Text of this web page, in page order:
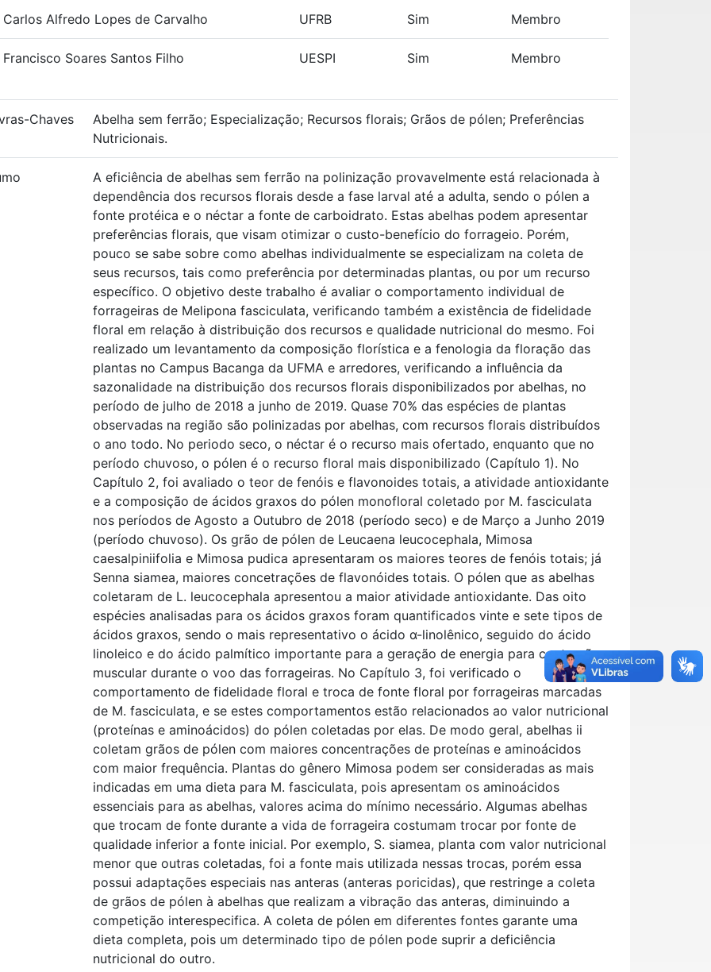
Carlos Alfredo Lopes de Carvalho UFRB Sim Membro
Francisco Soares Santos Filho UESPI Sim Membro
Chaves
Abelha sem ferrão; Especialização; Recursos florais; Grãos de pólen; Preferências
Nutricionais.
A eficiência de abelhas sem ferrão na polinização provavelmente está relacionada à
dependência dos recursos florais desde a fase larval até a adulta, sendo o pólen a
fonte protéica e o néctar a fonte de carboidrato. Estas abelhas podem apresentar
preferências florais, que visam otimizar o custo-benefício do forrageio. Porém,
pouco se sabe sobre como abelhas individualmente se especializam na coleta de
seus recursos, tais como preferência por determinadas plantas, ou por um recurso
específico. O objetivo deste trabalho é avaliar o comportamento individual de
forrageiras de Melipona fasciculata, verificando também a existência de fidelidade
floral em relação à distribuição dos recursos e qualidade nutricional do mesmo. Foi
realizado um levantamento da composição florística e a fenologia da floração das
plantas no Campus Bacanga da UFMA e arredores, verificando a influência da
sazonalidade na distribuição dos recursos florais disponibilizados por abelhas, no
período de julho de 2018 a junho de 2019. Quase 70% das espécies de plantas
observadas na região são polinizadas por abelhas, com recursos florais distribuídos
o ano todo. No periodo seco, o néctar é o recurso mais ofertado, enquanto que no
período chuvoso, o pólen é o recurso floral mais disponibilizado (Capítulo 1). No
Capítulo 2, foi avaliado o teor de fenóis e flavonoides totais, a atividade antioxidante
e a composição de ácidos graxos do pólen monofloral coletado por M. fasciculata
nos períodos de Agosto a Outubro de 2018 (período seco) e de Março a Junho 2019
(período chuvoso). Os grão de pólen de Leucaena leucocephala, Mimosa
caesalpiniifolia e Mimosa pudica apresentaram os maiores teores de fenóis totais; já
Senna siamea, maiores concetrações de flavonóides totais. O pólen que as abelhas
coletaram de L. leucocephala apresentou a maior atividade antioxidante. Das oito
espécies analisadas para os ácidos graxos foram quantificados vinte e sete tipos de
ácidos graxos, sendo o mais representativo o ácido α-linolênico, seguido do ácido
linoleico e do ácido palmítico importante para a geração de energia para contração
muscular durante o voo das forrageiras. No Capítulo 3, foi verificado o
comportamento de fidelidade floral e troca de fonte floral por forrageiras marcadas
de M. fasciculata, e se estes comportamentos estão relacionados ao valor nutricional
(proteínas e aminoácidos) do pólen coletadas por elas. De modo geral, abelhas ii
coletam grãos de pólen com maiores concentrações de proteínas e aminoácidos
com maior frequência. Plantas do gênero Mimosa podem ser consideradas as mais
indicadas em uma dieta para M. fasciculata, pois apresentam os aminoácidos
essenciais para as abelhas, valores acima do mínimo necessário. Algumas abelhas
que trocam de fonte durante a vida de forrageira costumam trocar por fonte de
qualidade inferior a fonte inicial. Por exemplo, S. siamea, planta com valor nutricional
menor que outras coletadas, foi a fonte mais utilizada nessas trocas, porém essa
possui adaptações especiais nas anteras (anteras poricidas), que restringe a coleta
de grãos de pólen à abelhas que realizam a vibração das anteras, diminuindo a
competição interespecifica. A coleta de pólen em diferentes fontes garante uma
dieta completa, pois um determinado tipo de pólen pode suprir a deficiência
nutricional do outro.